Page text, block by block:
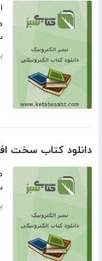
۲
دانلود کتاب سخت